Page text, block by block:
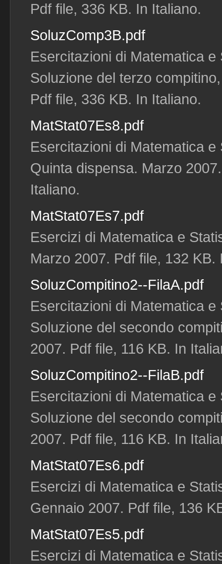
Pdf file, 336 KB. In Italiano.
SoluzComp3B.pdf
Esercitazioni di Matematica
Soluzione del terzo
Pdf file, 336 KB. In Italiano.
MatStat07Es8.pdf
Esercitazioni di Matematica
Quinta dispensa. Marzo
Italiano.
MatStat07Es7.pdf
Esercizi di Matematica e
Marzo 2007. Pdf file, 132 KB.
SoluzCompitino2--FilaA.pdf
Esercitazioni di Matematica
Soluzione del secondo
2007. Pdf file, 116 KB. In
SoluzCompitino2--FilaB.pdf
Esercitazioni di Matematica
Soluzione del secondo
2007. Pdf file, 116 KB. In
MatStat07Es6.pdf
Esercizi di Matematica e
Gennaio 2007. Pdf file, 136
MatStat07Es5.pdf
Esercizi di Matematica e